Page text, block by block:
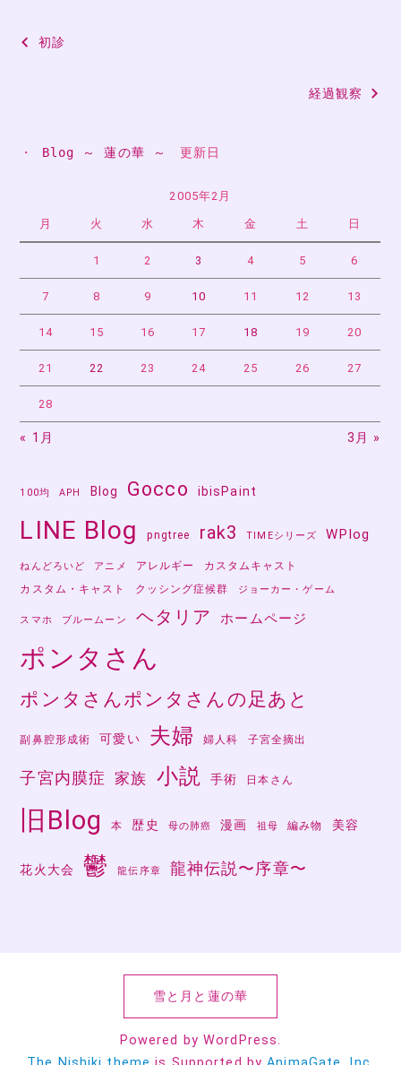
投
初診
経過観察
・ Blog ～ 蓮の華 ～ 更新日
2005年2月
月 火 水 木 金 土 日
1 2 3 4 5 6
7 8 9 10 11 12 13
14 15 16 17 18 19 20
21 22 23 24 25 26 27
28
« 1月 3月 »
100均 APH Blog Gocco ibisPaint
LINE Blog pngtree rak3 TIMEシリーズ WPlog
ねんどろいど アニメ アレルギー
カスタムキャスト
カスタム・キャスト
クッシング症候群 ジョーカー・ゲーム
スマホ ブルームーン ヘタリア ホームページ
ポンタさん
ポンタさんポンタさんの足あと
副鼻腔形成術 可愛い 夫婦 婦人科 子宮全摘出
子宮内膜症 家族 小説 手術 日本さん
旧Blog 本 歴史 母の肺癌 漫画 祖母 編み物 美容
花火大会 鬱 龍伝序章 龍神伝説〜序章〜
雪と月と蓮の華
Powered by WordPress.